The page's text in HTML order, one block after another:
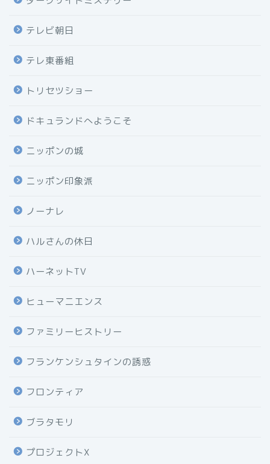
テレビ朝日
テレ東番組
トリセツショー
ドキュランドへようこそ
ニッポンの城
ニッポン印象派
ノーナレ
ハルさんの休日
ハーネットTV
ヒューマニエンス
ファミリーヒストリー
フランケンシュタインの誘惑
フロンティア
ブラタモリ
プロジェクトX